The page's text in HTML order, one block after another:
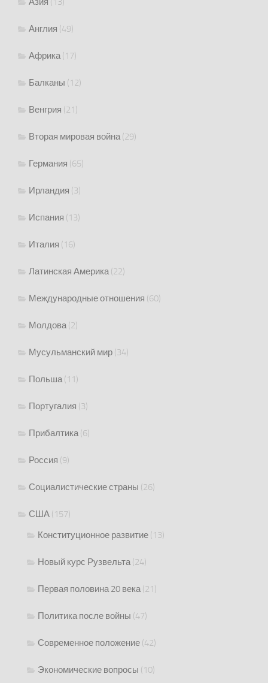
Англия (49)
Африка(17)
Балканы (12)
Венгрия (21)
Вторая мировая война(29)
Германия (65)
Ирландия (3)
Испания (13)
Италия (16)
Латинская Америка(22)
Международные отношения (60)
Молдова(2)
Мусульманский мир (34)
Польша(11)
Португалия (3)
Прибалтика(6)
Россия (9)
Социалистические страны (26)
США (157)
Конституционное развитие (13)
Новый курс Рузвельта(24)
Первая половина 20 века(21)
Политика после войны (47)
Современное положение (42)
Экономические вопросы (10)